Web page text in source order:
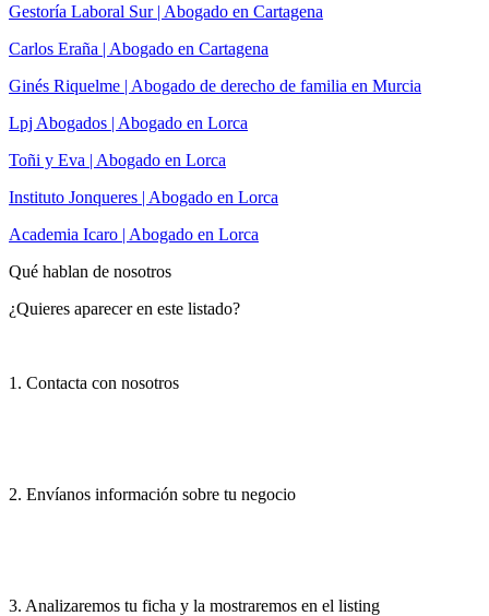
Gestoría Laboral Sur | Abogado en Cartagena
Carlos Eraña | Abogado en Cartagena
Ginés Riquelme | Abogado de derecho de familia en Murcia
Lpj Abogados | Abogado en Lorca
Toñi y Eva | Abogado en Lorca
Instituto Jonqueres | Abogado en Lorca
Academia Icaro | Abogado en Lorca
Qué hablan de nosotros
¿Quieres aparecer en este listado?
1. Contacta con nosotros
2. Envíanos información sobre tu negocio
3. Analizaremos tu ficha y la mostraremos en el listing